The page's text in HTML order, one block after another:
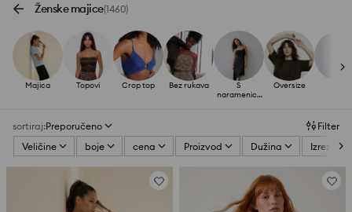
Ženske majice(1460)
Majica Topovi Crop top Bez rukava
S
naramenica
Oversize
sortiraj:Preporučeno
Filter
Veličine
boje cena Proizvod Dužina Izrez